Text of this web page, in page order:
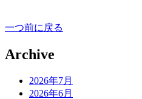
一つ前に戻る
Archive
2026年7月
2026年6月